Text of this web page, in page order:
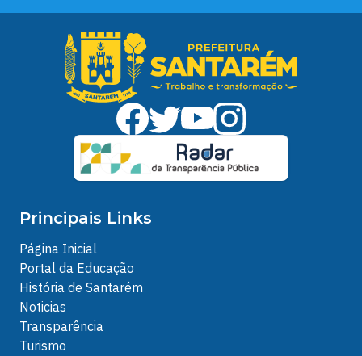
Principais Links
Página Inicial
Portal da Educação
História de Santarém
Noticias
Transparência
Turismo